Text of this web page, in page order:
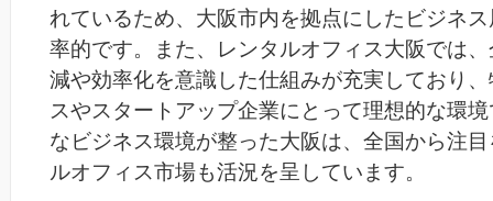
れているため、大阪市内を拠点にしたビジネ
率的です。また、レンタルオフィス大阪では
減や効率化を意識した仕組みが充実しており
スやスタートアップ企業にとって理想的な環
なビジネス環境が整った大阪は、全国から注
ルオフィス市場も活況を呈しています。